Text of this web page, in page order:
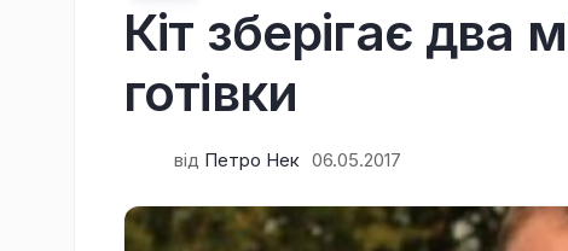
Кіт зберігає два
готівки
від Петро Нек 06.05.2017